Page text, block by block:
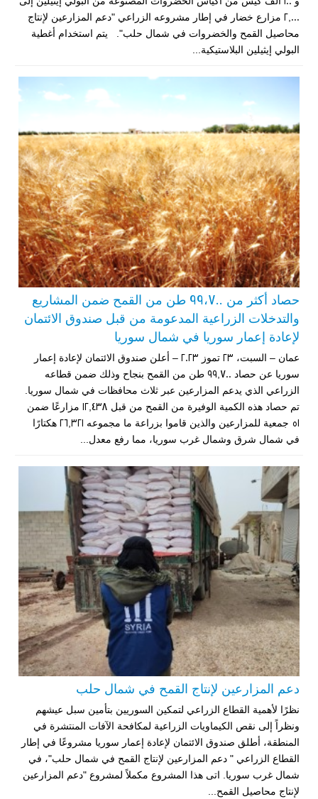
2,000 مزارع خضار في إطار مشروعه الزراعي "دعم المزارعين لإنتاج
محاصيل القمح والخضروات في شمال حلب". يتم استخدام أغطية
البولي إيثيلين البلاستيكية...
حصاد أكثر من 99،700 طن من القمح ضمن المشاريع
والتدخلات الزراعية المدعومة من قبل صندوق الائتمان
لإعادة إعمار سوريا في شمال سوريا
عمان – السبت، 23 تموز 2023 – أعلن صندوق الائتمان لإعادة إعمار
سوريا عن حصاد 99,700 طن من القمح بنجاح وذلك ضمن قطاعه
الزراعي الذي يدعم المزارعين عبر ثلاث محافظات في شمال سوريا.
تم حصاد هذه الكمية الوفيرة من القمح من قبل 12,438 مزارعًا ضمن
51 جمعية للمزارعين والذين قاموا بزراعة ما مجموعه 26,321 هكتارًا
في شمال شرق وشمال غرب سوريا، مما رفع معدل...
دعم المزارعين لإنتاج القمح في شمال حلب
نظرًا لأهمية القطاع الزراعي لتمكين السوريين بتأمين سبل عيشهم
ونظراً إلى نقص الكيماويات الزراعية لمكافحة الآفات المنتشرة في
المنطقة، أطلق صندوق الائتمان لإعادة إعمار سوريا مشروعًا في إطار
القطاع الزراعي " دعم المزارعين لإنتاج القمح في شمال حلب"، في
شمال غرب سوريا. اتى هذا المشروع مكملاً لمشروع "دعم المزارعين
لإنتاج محاصيل القمح...